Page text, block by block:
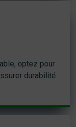
optez pour
durabilité